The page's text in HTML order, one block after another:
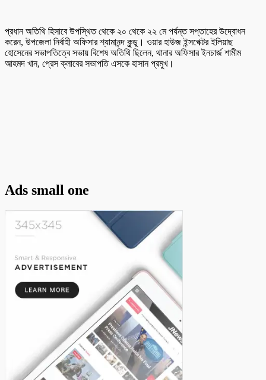
প্রধান অতিথি হিসাবে উপস্থিত থেকে ২০ থেকে ২২ মে পর্যন্ত সপ্তাহের উদ্বোধন
করেন, উপজেলা নির্বাহী অফিসার শ্যামানন্দ কুন্ডু। ওয়ার হাউজ ইন্সপেক্টর ইলিয়াছ
হোসেনের সভাপতিত্বে সভায় বিশেষ অতিথি ছিলেন, থানার অফিসার ইনচার্জ শামীম
আহমদ খান, প্রেস ক্লাবের সভাপতি এসকে হাসান প্রমুখ।
Ads small one